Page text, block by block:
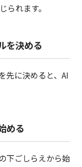
られます。
を決める
先に決めると、AI
める
下ごしらえから始